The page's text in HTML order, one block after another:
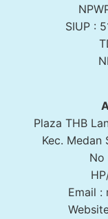
SIUP :
Plaza THB
Kec. Medan
No
Email :